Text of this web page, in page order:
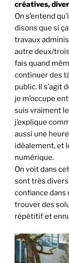
créatives,
On s’entend
disons que si
travaux
autre deux/
fais quand
continuer des
public. Il s’agit
je m’occupe
suis vraiment
j’explique
aussi une
idéalement, et
numérique.
On voit dans
sont très
confiance dans
trouver des
répétitif et